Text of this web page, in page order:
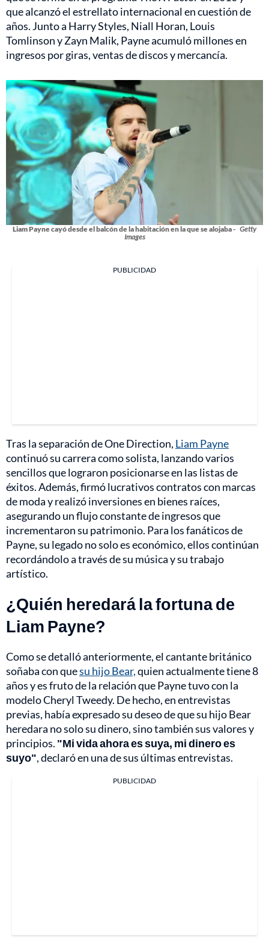
que alcanzó el estrellato internacional en cuestión de
años. Junto a Harry Styles, Niall Horan, Louis
Tomlinson y Zayn Malik, Payne acumuló millones en
ingresos por giras, ventas de discos y mercancía.
Liam Payne cayó desde el balcón de la habitación en la que se alojaba - Getty
Images
PUBLICIDAD
Tras la separación de One Direction, Liam Payne
continuó su carrera como solista, lanzando varios
sencillos que lograron posicionarse en las listas de
éxitos. Además, firmó lucrativos contratos con marcas
de moda y realizó inversiones en bienes raíces,
asegurando un flujo constante de ingresos que
incrementaron su patrimonio. Para los fanáticos de
Payne, su legado no solo es económico, ellos continúan
recordándolo a través de su música y su trabajo
artístico.
¿Quién heredará la fortuna de
Liam Payne?
Como se detalló anteriormente, el cantante británico
soñaba con quesu hijo Bear,quien actualmente tiene 8
años y es fruto de la relación que Payne tuvo con la
modelo Cheryl Tweedy. De hecho, en entrevistas
previas, había expresado su deseo de que su hijo Bear
heredara no solo su dinero, sino también sus valores y
principios. "Mi vida ahora es suya, mi dinero es
suyo", declaró en una de sus últimas entrevistas.
PUBLICIDAD